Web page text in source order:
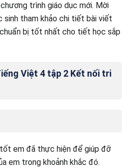
trình giáo dục mới. Mời
sinh tham khảo chi tiết bài viết
bị tốt nhất cho tiết học sắp
Việt 4 tập 2 Kết nối tri
em đã thực hiện để giúp đỡ
em trong khoảnh khắc đó.